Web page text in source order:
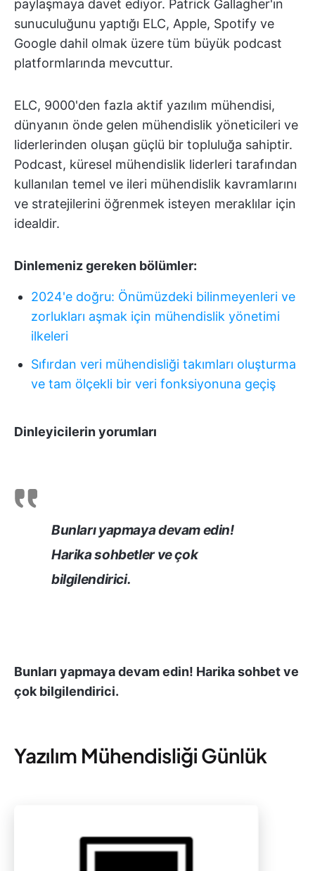
paylaşmaya davet ediyor. Patrick Gallagher'ın
sunuculuğunu yaptığı ELC, Apple, Spotify ve
Google dahil olmak üzere tüm büyük podcast
platformlarında mevcuttur.
ELC, 9000'den fazla aktif yazılım mühendisi,
dünyanın önde gelen mühendislik yöneticileri ve
liderlerinden oluşan güçlü bir topluluğa sahiptir.
Podcast, küresel mühendislik liderleri tarafından
kullanılan temel ve ileri mühendislik kavramlarını
ve stratejilerini öğrenmek isteyen meraklılar için
idealdir.
Dinlemeniz gereken bölümler:
2024'e doğru: Önümüzdeki bilinmeyenleri ve
zorlukları aşmak için mühendislik yönetimi
ilkeleri
Sıfırdan veri mühendisliği takımları oluşturma
ve tam ölçekli bir veri fonksiyonuna geçiş
Dinleyicilerin yorumları
Bunları yapmaya devam edin!
Harika sohbetler ve çok
bilgilendirici.
Bunları yapmaya devam edin! Harika sohbet ve
çok bilgilendirici.
Yazılım Mühendisliği Günlük